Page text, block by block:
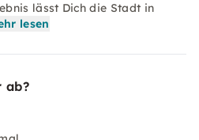
lässt Dich die Stadt in
lesen
ab?